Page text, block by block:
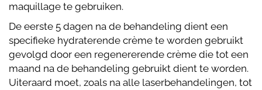
maquillage te gebruiken.
De eerste 5 dagen na de behandeling dient een
specifieke hydraterende crème te worden gebruikt
gevolgd door een regenererende crème die tot een
maand na de behandeling gebruikt dient te worden.
Uiteraard moet, zoals na alle laserbehandelingen, tot